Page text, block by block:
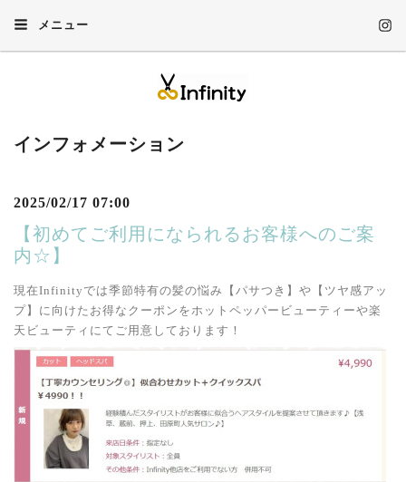
メニュー
インフォメーション
2025/02/17 07:00
【初めてご利用になられるお客様へのご案
内☆】
現在Infinityでは季節特有の髪の悩み【パサつき】や【ツヤ感アッ
プ】に向けたお得なクーポンをホットペッパービューティーや楽
天ビューティにてご用意しております！